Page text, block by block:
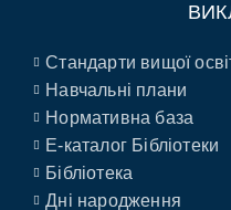
Стандарти вищої
Навчальні плани
Нормативна база
E-каталог Бібліотеки
Бібліотека
Дні народження